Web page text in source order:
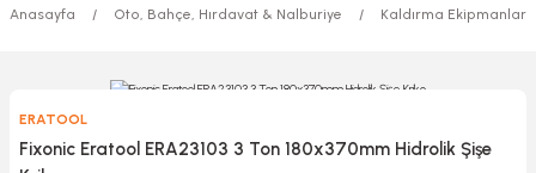
Anasayfa Oto, Bahçe, Hırdavat & Nalburiye Kaldırma Ekipmanları
ERATOOL
Fixonic Eratool ERA23103 3 Ton 180x370mm Hidrolik Şişe